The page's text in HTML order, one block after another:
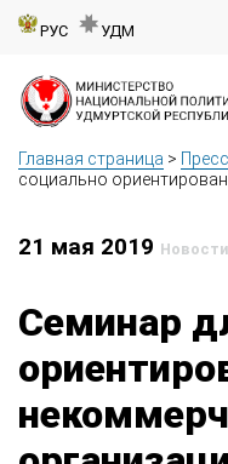
РУС УДМ
Главная страница >
социально
21 мая 2019 Новости
Семинар